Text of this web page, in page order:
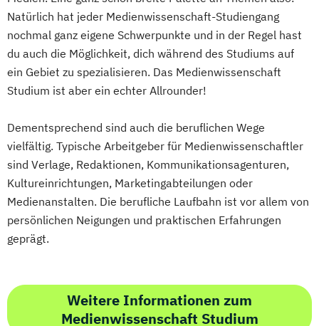
Natürlich hat jeder Medienwissenschaft-Studiengang
nochmal ganz eigene Schwerpunkte und in der Regel hast
du auch die Möglichkeit, dich während des Studiums auf
ein Gebiet zu spezialisieren. Das Medienwissenschaft
Studium ist aber ein echter Allrounder!
Dementsprechend sind auch die beruflichen Wege
vielfältig. Typische Arbeitgeber für Medienwissenschaftler
sind Verlage, Redaktionen, Kommunikationsagenturen,
Kultureinrichtungen, Marketingabteilungen oder
Medienanstalten. Die berufliche Laufbahn ist vor allem von
persönlichen Neigungen und praktischen Erfahrungen
geprägt.
Weitere Informationen zum
Medienwissenschaft Studium